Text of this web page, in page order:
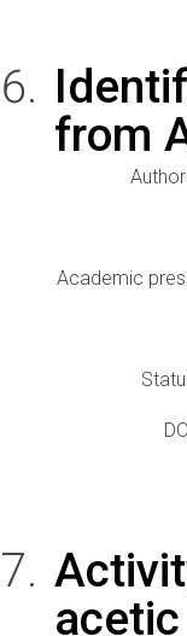
from
Academic